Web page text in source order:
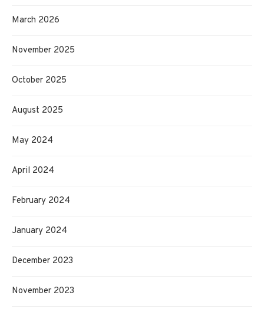
March 2026
November 2025
October 2025
August 2025
May 2024
April 2024
February 2024
January 2024
December 2023
November 2023